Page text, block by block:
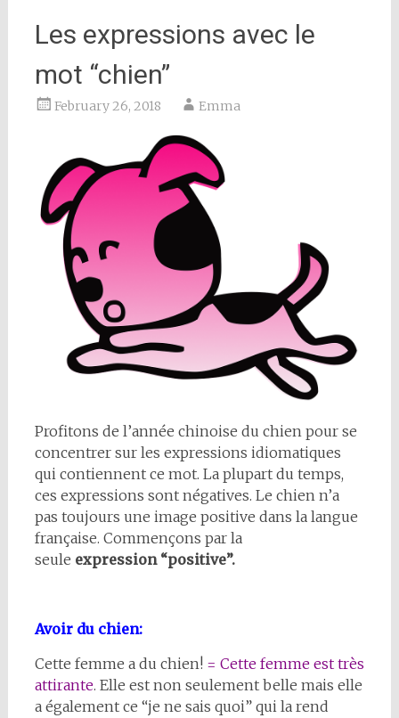
Les expressions avec le
mot “chien”
February 26, 2018 Emma
Profitons de l’année chinoise du chien pour se
concentrer sur les expressions idiomatiques
qui contiennent ce mot. La plupart du temps,
ces expressions sont négatives. Le chien n’a
pas toujours une image positive dans la langue
française. Commençons par la
seule expression “positive”.
Avoir du chien:
Cette femme a du chien! = Cette femme est très
attirante. Elle est non seulement belle mais elle
a également ce “je ne sais quoi” qui la rend